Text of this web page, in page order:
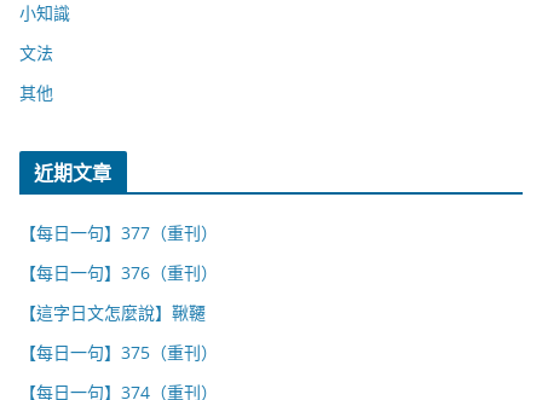
小知識
文法
其他
近期文章
【每日一句】377（重刊）
【每日一句】376（重刊）
【這字日文怎麼說】鞦韆
【每日一句】375（重刊）
【每日一句】374（重刊）